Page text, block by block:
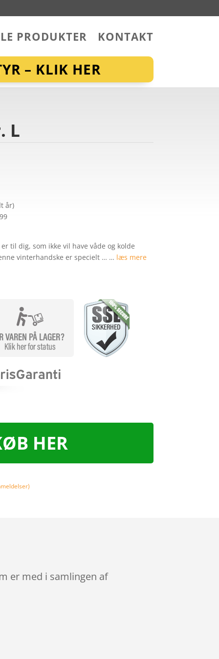
PRODUKTER KONTAKT
– KLIK HER
L
år)
til dig, som ikke vil have våde og kolde
vinterhandske er specielt … … læs mere
HER
er med i samlingen af